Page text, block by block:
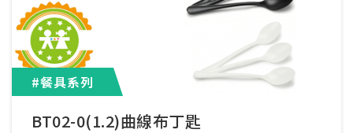
#餐具系列
BT02-0(1.2)曲線布丁匙